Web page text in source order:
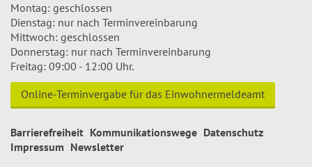
Montag: geschlossen
Dienstag: nur nach Terminvereinbarung
Mittwoch: geschlossen
Donnerstag: nur nach Terminvereinbarung
Freitag: 09:00 - 12:00 Uhr.
Online-Terminvergabe für das Einwohnermeldeamt
Barrierefreiheit Kommunikationswege Datenschutz
Impressum Newsletter